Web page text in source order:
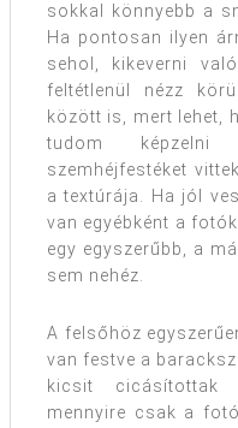
sokkal könnyebb a
Ha pontosan ilyen
sehol, kikeverni
feltétlenül nézz
között is, mert lehet,
tudom képzelni
szemhéjfestéket
a textúrája. Ha jól
van egyébként a
egy egyszerűbb, a
sem nehéz.
A felsőhöz
van festve a
kicsit cicásítottak
mennyire csak a